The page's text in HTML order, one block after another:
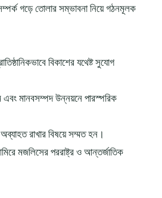
গড়ে তোলার সম্ভাবনা নিয়ে গঠনমূলক
বিকাশের যথেষ্ট সুযোগ
এবং মানবসম্পদ উন্নয়নে পারস্পরিক
রাখার বিষয়ে সম্মত হন।
মজলিসের পররাষ্ট্র ও আন্তর্জাতিক